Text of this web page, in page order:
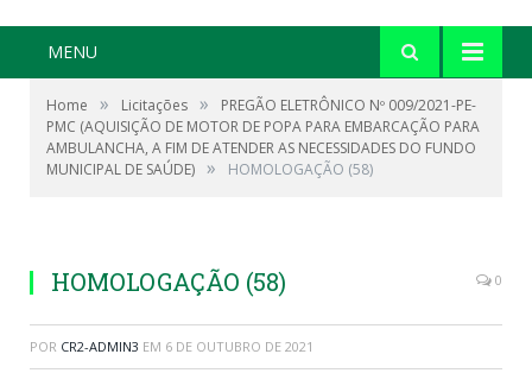
MENU
Home » Licitações »
PREGÃO ELETRÔNICO Nº 009/2021-PE-
PMC (AQUISIÇÃO DE MOTOR DE POPA PARA EMBARCAÇÃO PARA
AMBULANCHA, A FIM DE ATENDER AS NECESSIDADES DO FUNDO
MUNICIPAL DE SAÚDE) » HOMOLOGAÇÃO (58)
HOMOLOGAÇÃO (58) 0
POR CR2-ADMIN3 EM 6 DE OUTUBRO DE 2021